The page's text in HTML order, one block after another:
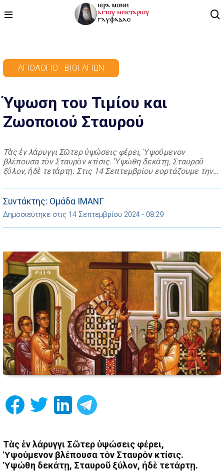
ΠΡΟΓΡΑΜΜΑ
ΒΙΝΤΕΟ
ΑΡΘΡΟΓΡΑΦΙΑ
ΕΠΙΚΟΙΝΩΝΙΑ
ΑΓΙΟΛΌΓΙΟ - ΒΊΟΙ ΑΓΊΩΝ
Ύψωση του Τιμίου και
Ζωοποιού Σταυρού
Τὰς ἐν λάρυγγι Σῶτερ ὑψώσεις φέρει, Ὑψούμενον
βλέπουσα τὸν Σταυρὸν κτίσις. Ὑψώθη δεκάτῃ, Σταυροῦ
ξύλον, ἠδὲ τετάρτῃ. Στις 14 Σεπτεμβρίου εορτάζουμε την
Αγία Ελένη πήγε στην Ιερουσαλήμ για να προσκυνήσει τους
Αγίους Τόπους και να ευχαριστήσει το Θεό για τους
θριάμβους του γιου της Μεγάλου […]
Συντάκτης: Ομάδα ΙΜΑΝΓ
Δημοσιεύτηκε στις 14 Σεπτεμβρίου 2024 - 08:29
Τὰς ἐν λάρυγγι Σῶτερ ὑψώσεις φέρει,
Ὑψούμενον βλέπουσα τὸν Σταυρὸν κτίσις.
Ὑψώθη δεκάτῃ, Σταυροῦ ξύλον, ἠδὲ τετάρτῃ.